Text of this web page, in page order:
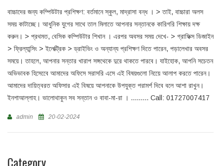
বাচ্চাদের জন্য কম্পিউটার প্রশিক্ষণ: বর্তমানে স্কুল, মাদ্রাসা বন্ধ । > তাই, বাচ্চারা অলস
সময় কাটাচ্ছে। আধুনিক যুগের সাথে তাল মিলাতে আপনার সন্তানকে কারিগরি শিক্ষায় দক্ষ
করুন। > প্রথমত, বেসিক কম্পিউটার শিখান । এরপর অবসর সময় দেখে- > গ্রাফিক্স ডিজাইন
> ফ্রিল্যান্সিং > ইলেক্ট্রিক > ড্রাইভিং ও অন্যান্য প্রশিক্ষণ দিতে পারেন, পড়ালেখার অবসর
সময়ে। তাহলে, আপনার সন্তার খারাপ সঙ্গথেকে দুরে থাকতে পারবে। যাইহোক, আপনি সচেতন
অভিভাবক হিসেবেে আমাদের অফিসে সরাসরি এসে এই বিষয়গুলো নিয়েে আলাপ করতে পারেন।
আমাদের দায়িত্বরত অফিসার এই বিষয়ে আপনাকে উপযুক্ত পরামর্শ দিবে বলে আশা রাখুন।
ইনশাআল্লাহ। ভালোথাকুন সব সন্তান ও বাবা-মা-রা । ......... Call: 01727007417
admin 20-02-2024
Category